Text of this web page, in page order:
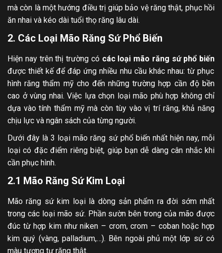
mà còn là một hướng điều trị giúp bảo vệ răng thật, phục hồi
ăn nhai và kéo dài tuổi thọ răng lâu dài.
2. Các Loại Mão Răng Sứ Phổ Biến
Hiện nay trên thị trường có các loại mão răng sứ phổ biến
được thiết kế để đáp ứng nhiều nhu cầu khác nhau: từ phục
hình răng thẩm mỹ cho đến những trường hợp cần độ bền
cao ở vùng nhai. Việc lựa chọn loại mão phù hợp không chỉ
dựa vào tính thẩm mỹ mà còn tùy vào vị trí răng, khả năng
chịu lực và ngân sách của từng người.
Dưới đây là 3 loại mão răng sứ phổ biến nhất hiện nay, mỗi
loại có đặc điểm riêng biệt, giúp bạn dễ dàng cân nhắc khi
cần phục hình.
2.1 Mão Răng Sứ Kim Loại
Mão răng sứ kim loại là dòng sản phẩm ra đời sớm nhất
trong các loại mão sứ. Phần sườn bên trong của mão được
đúc từ hợp kim như niken – crom, crom – coban hoặc hợp
kim quý (vàng, palladium,…). Bên ngoài phủ một lớp sứ có
màu tương tự răng thật.